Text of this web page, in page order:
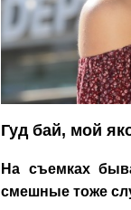
Гуд бай, мой
На съемках
смешные тоже